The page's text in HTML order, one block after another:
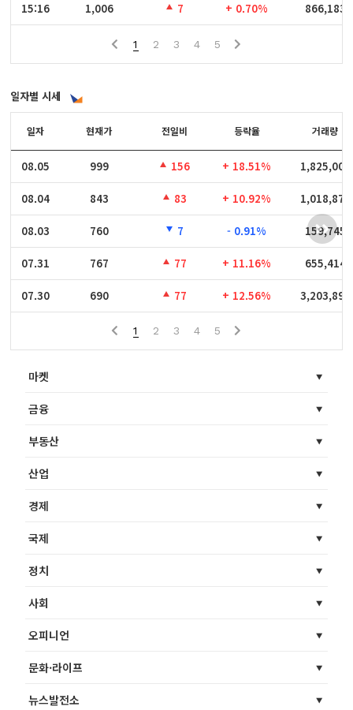
15:16
15:16 1,006 7 + 0.70% 866,183
1 2 3 4 5
일자별 시세
일자
08.05
08.04
08.03
07.31
07.30
일자 현재가 전일비 등락율 거래량
08.05 999 156 + 18.51% 1,825,009
08.04 843 83 + 10.92% 1,018,875
08.03 760 7 - 0.91% 159,745
07.31 767 77 + 11.16% 655,414
07.30 690 77 + 12.56% 3,203,895
1 2 3 4 5
마켓
금융
부동산
산업
경제
국제
정치
사회
오피니언
문화·라이프
뉴스발전소